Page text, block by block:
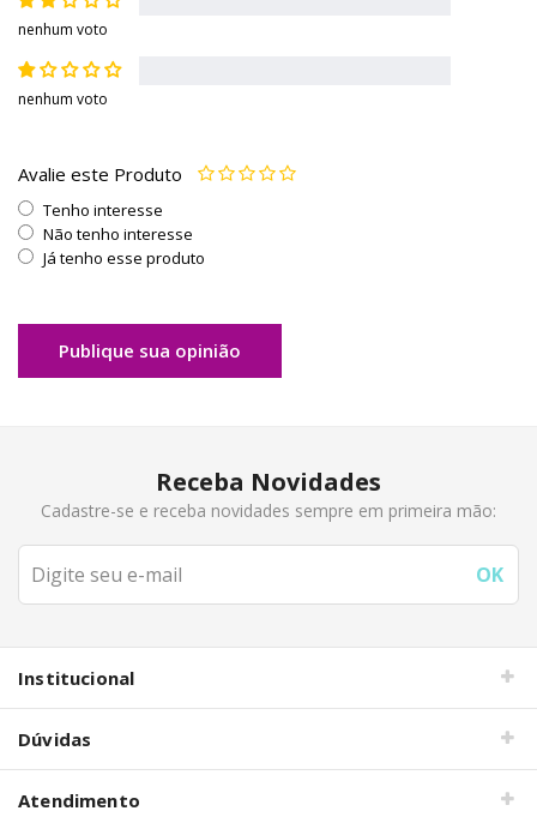
nenhum voto
nenhum voto
Avalie este Produto
Tenho interesse
Não tenho interesse
Já tenho esse produto
Publique sua opinião
Receba Novidades
Cadastre-se e receba novidades sempre em primeira mão:
Institucional
Dúvidas
Atendimento